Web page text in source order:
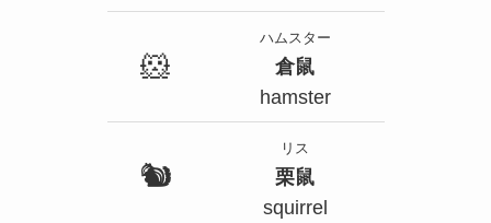
🐹
ハムスター
倉鼠
hamster
🐿
リス
栗鼠
squirrel